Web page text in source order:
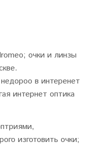
очки и линзы
в интеренет
интернет оптика
изготовить очки;